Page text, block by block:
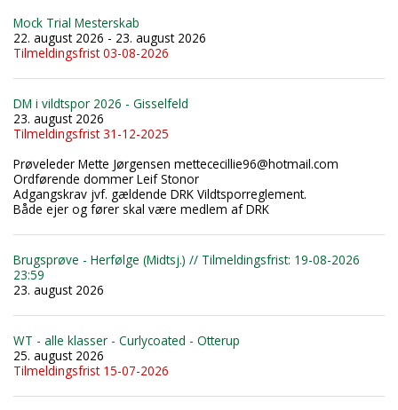
Mock Trial Mesterskab
22. august 2026 - 23. august 2026
Tilmeldingsfrist 03-08-2026
DM i vildtspor 2026 - Gisselfeld
23. august 2026
Tilmeldingsfrist 31-12-2025
Prøveleder Mette Jørgensen mettececillie96@hotmail.com
Ordførende dommer Leif Stonor
Adgangskrav jvf. gældende DRK Vildtsporreglement.
Både ejer og fører skal være medlem af DRK
Brugsprøve - Herfølge (Midtsj.) // Tilmeldingsfrist: 19-08-2026
23:59
23. august 2026
WT - alle klasser - Curlycoated - Otterup
25. august 2026
Tilmeldingsfrist 15-07-2026